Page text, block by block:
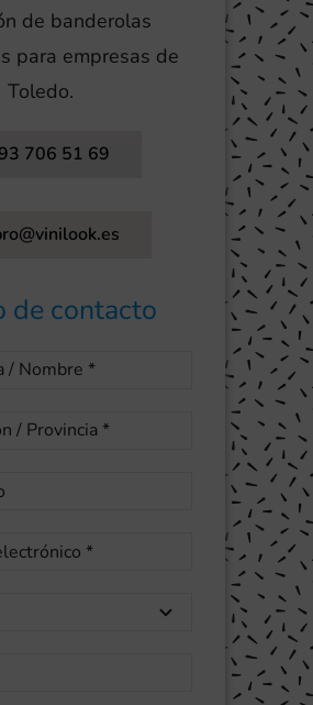
de banderolas
para empresas de
Toledo.
93 706 51 69
de contacto